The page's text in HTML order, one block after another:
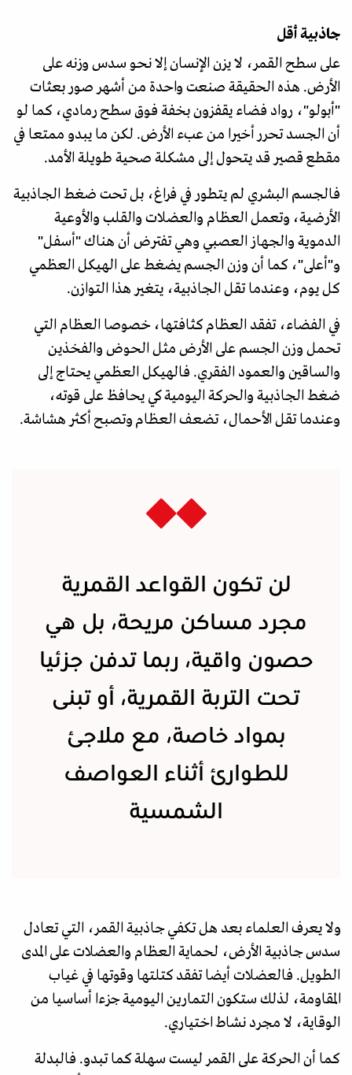
جاذبية أقل
على سطح القمر، لا يزن الإنسان إلا نحو سدس وزنه على
الأرض. هذه الحقيقة صنعت واحدة من أشهر صور بعثات
"أبولو"، رواد فضاء يقفزون بخفة فوق سطح رمادي، كما لو
أن الجسد تحرر أخيرا من عبء الأرض. لكن ما يبدو ممتعا في
مقطع قصير قد يتحول إلى مشكلة صحية طويلة الأمد.
فالجسم البشري لم يتطور في فراغ، بل تحت ضغط الجاذبية
الأرضية، وتعمل العظام والعضلات والقلب والأوعية
الدموية والجهاز العصبي وهي تفترض أن هناك "أسفل"
و"أعلى"، كما أن وزن الجسم يضغط على الهيكل العظمي
كل يوم، وعندما تقل الجاذبية، يتغير هذا التوازن.
في الفضاء، تفقد العظام كثافتها، خصوصا العظام التي
تحمل وزن الجسم على الأرض مثل الحوض والفخذين
والساقين والعمود الفقري. فالهيكل العظمي يحتاج إلى
ضغط الجاذبية والحركة اليومية كي يحافظ على قوته،
وعندما تقل الأحمال، تضعف العظام وتصبح أكثر هشاشة.
لن تكون القواعد القمرية
مجرد مساكن مريحة، بل هي
حصون واقية، ربما تدفن جزئيا
تحت التربة القمرية، أو تبنى
بمواد خاصة، مع ملاجئ
للطوارئ أثناء العواصف
الشمسية
ولا يعرف العلماء بعد هل تكفي جاذبية القمر، التي تعادل
سدس جاذبية الأرض، لحماية العظام والعضلات على المدى
الطويل. فالعضلات أيضا تفقد كتلتها وقوتها في غياب
المقاومة، لذلك ستكون التمارين اليومية جزءا أساسيا من
الوقاية، لا مجرد نشاط اختياري.
كما أن الحركة على القمر ليست سهلة كما تبدو. فالبدلة